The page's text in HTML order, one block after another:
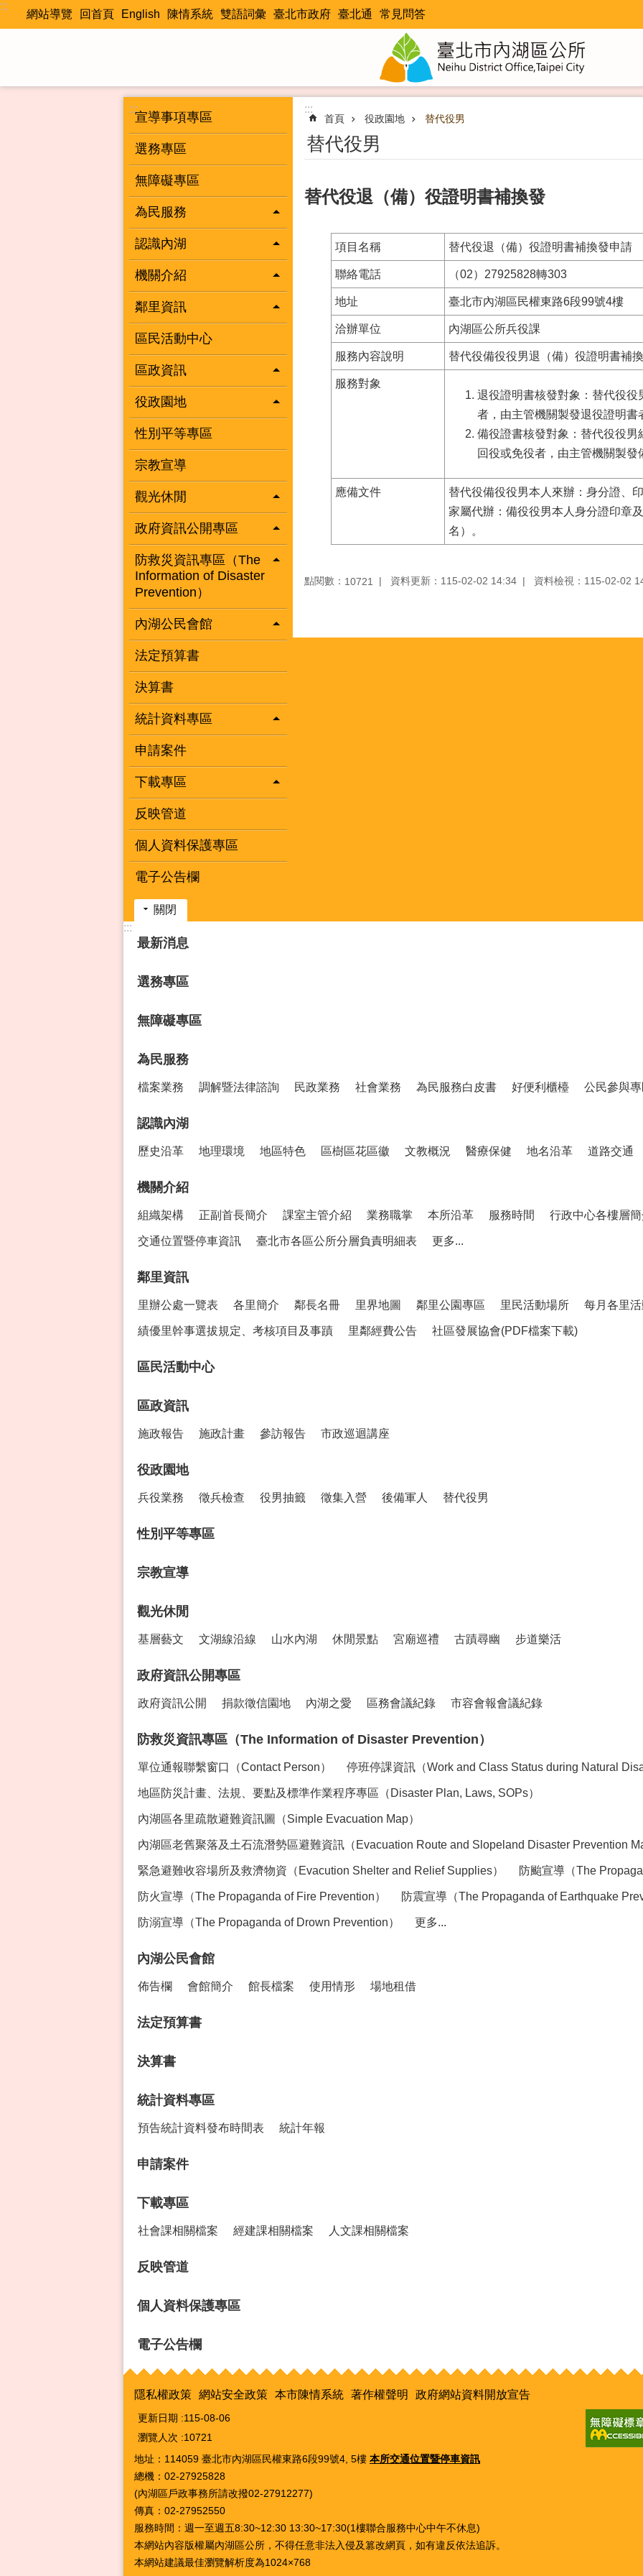
跳到主要內容區塊
:::
網站導覽 回首頁 English 陳情系統 雙語詞彙 臺北市政府 臺北通 常見問答
:::
宣導事項專區
選務專區
無障礙專區
為民服務
認識內湖
機關介紹
鄰里資訊
區民活動中心
區政資訊
役政園地
性別平等專區
宗教宣導
觀光休閒
政府資訊公開專區
防救災資訊專區（The
Information of Disaster
Prevention）
內湖公民會館
法定預算書
決算書
統計資料專區
申請案件
下載專區
反映管道
個人資料保護專區
電子公告欄
:::
首頁 役政園地 替代役男
替代役男
替代役退（備）役證明書補換發
項目名稱 替代役退（備）役證明書補換發申請
聯絡電話 （02）27925828轉303
地址 臺北市內湖區民權東路6段99號4樓
洽辦單位 內湖區公所兵役課
服務內容說明 替代役備役役男退（備）役證明書補
服務對象
退役證明書核發對象：替代役
者，由主管機關製發退役證明書
備役證書核發對象：替代役役
回役或免役者，由主管機關製發
應備文件
替代役備役役男本人來辦：身分證、
家屬代辦：備役役男本人身分證印章
名）。
點閱數： 10721 資料更新：115-02-02 14:34 資料檢視：115-02-02
關閉
:::
最新消息
選務專區
無障礙專區
為民服務
檔案業務 調解暨法律諮詢 民政業務 社會業務 為民服務白皮書 好便利櫃檯 公民參與
認識內湖
歷史沿革 地理環境 地區特色 區樹區花區徽 文教概況 醫療保健 地名沿革 道路交通
機關介紹
組織架構 正副首長簡介 課室主管介紹 業務職掌 本所沿革 服務時間 行政中心各樓層
交通位置暨停車資訊 臺北市各區公所分層負責明細表 更多...
鄰里資訊
里辦公處一覽表 各里簡介 鄰長名冊 里界地圖 鄰里公園專區 里民活動場所 每月各里
績優里幹事選拔規定、考核項目及事蹟 里鄰經費公告 社區發展協會(PDF檔案下載)
區民活動中心
區政資訊
施政報告 施政計畫 參訪報告 市政巡迴講座
役政園地
兵役業務 徵兵檢查 役男抽籤 徵集入營 後備軍人 替代役男
性別平等專區
宗教宣導
觀光休閒
基層藝文 文湖線沿線 山水內湖 休閒景點 宮廟巡禮 古蹟尋幽 步道樂活
政府資訊公開專區
政府資訊公開 捐款徵信園地 內湖之愛 區務會議紀錄 市容會報會議紀錄
防救災資訊專區（The Information of Disaster Prevention）
單位通報聯繫窗口（Contact Person） 停班停課資訊（Work and Class Status during Natural
地區防災計畫、法規、要點及標準作業程序專區（Disaster Plan, Laws, SOPs）
內湖區各里疏散避難資訊圖（Simple Evacuation Map）
內湖區老舊聚落及土石流潛勢區避難資訊（Evacuation Route and Slopeland Disaster Prevention
緊急避難收容場所及救濟物資（Evacution Shelter and Relief Supplies） 防颱宣導（The
防火宣導（The Propaganda of Fire Prevention） 防震宣導（The Propaganda of Earthquake
防溺宣導（The Propaganda of Drown Prevention） 更多...
內湖公民會館
佈告欄 會館簡介 館長檔案 使用情形 場地租借
法定預算書
決算書
統計資料專區
預告統計資料發布時間表 統計年報
申請案件
下載專區
社會課相關檔案 經建課相關檔案 人文課相關檔案
反映管道
個人資料保護專區
電子公告欄
隱私權政策 網站安全政策 本市陳情系統 著作權聲明 政府網站資料開放宣告
更新日期
115-08-06
瀏覽人次
10721
地址：114059 臺北市內湖區民權東路6段99號4, 5樓 本所交通位置暨停車資訊
總機：02-27925828
(內湖區戶政事務所請改撥02-27912277)
傳真：02-27952550
服務時間：週一至週五8:30~12:30 13:30~17:30(1樓聯合服務中心中午不休息)
本網站內容版權屬內湖區公所，不得任意非法入侵及篡改網頁，如有違反依法追訴。
本網站建議最佳瀏覽解析度為1024×768